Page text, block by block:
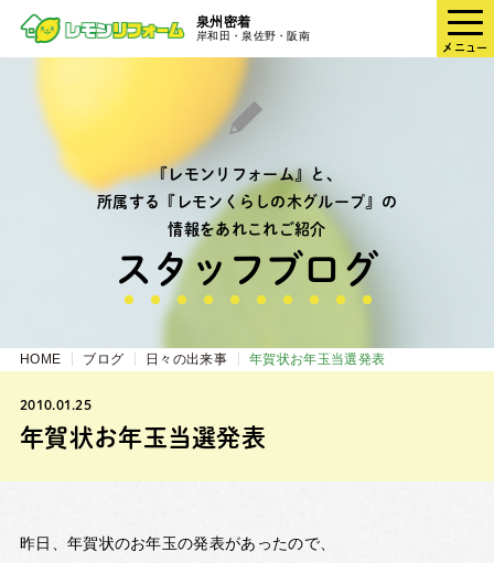
泉州密着
岸和田・泉佐野・阪南
メニュー
『レモンリフォーム』と、
所属する『レモンくらしの木グループ』の
情報をあれこれご紹介
スタッフブログ
HOME ブログ 日々の出来事 年賀状お年玉当選発表
2010.01.25
年賀状お年玉当選発表
昨日、年賀状のお年玉の発表があったので、